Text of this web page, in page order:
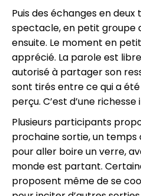
Puis des échanges en
spectacle, en petit groupe
ensuite. Le moment en
apprécié. La parole est
autorisé à partager son
sont tirés entre ce qui a
perçu. C’est d’une
Plusieurs participants
prochaine sortie, un
pour aller boire un verre,
monde est partant.
proposent même de se